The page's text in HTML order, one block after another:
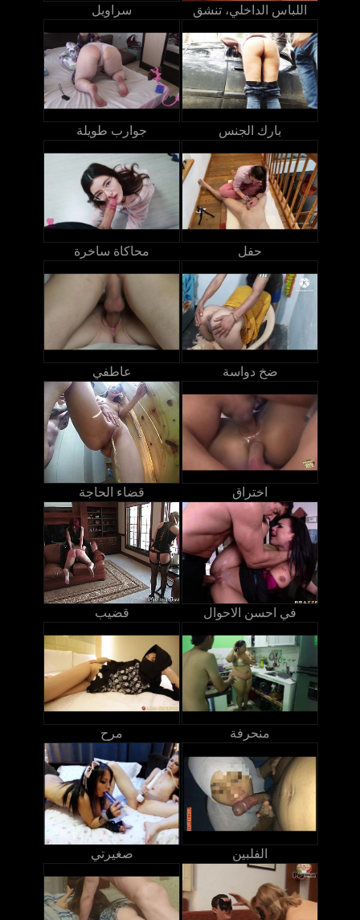
سراويل اللباس الداخلي، تنشق
جوارب طويلة بارك الجنس
محاكاة ساخرة حفل
عاطفي ضخ دواسة
قضاء الحاجة اختراق
قضيب في احسن الاحوال
مرح منحرفة
صغيرتي الفلبين